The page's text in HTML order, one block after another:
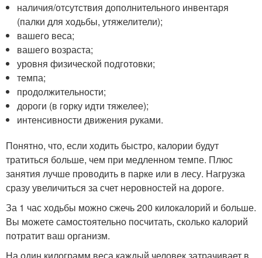
наличия/отсутствия дополнительного инвентаря
(палки для ходьбы, утяжелители);
вашего веса;
вашего возраста;
уровня физической подготовки;
темпа;
продолжительности;
дороги (в горку идти тяжелее);
интенсивности движения руками.
Понятно, что, если ходить быстро, калории будут
тратиться больше, чем при медленном темпе. Плюс
занятия лучше проводить в парке или в лесу. Нагрузка
сразу увеличиться за счет неровностей на дороге.
За 1 час ходьбы можно сжечь 200 килокалорий и больше.
Вы можете самостоятельно посчитать, сколько калорий
потратит ваш организм.